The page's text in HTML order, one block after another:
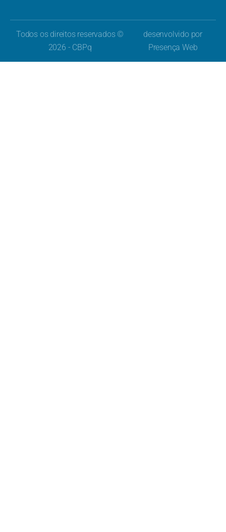
Todos os direitos reservados ©
2026 - CBPq
desenvolvido por
Presença Web